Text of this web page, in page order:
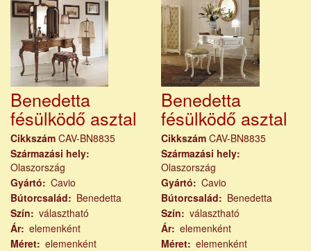
Benedetta
fésülködő asztal
Cikkszám CAV-BN8835
Származási hely
Olaszország
Gyártó
Cavio
Bútorcsalád
Benedetta
Szín
választható
Ár elemenként
Méret elemenként
Benedetta
fésülködő asztal
Cikkszám CAV-BN8835
Származási hely
Olaszország
Gyártó
Cavio
Bútorcsalád
Benedetta
Szín
választható
Ár
elemenként
Méret
elemenként